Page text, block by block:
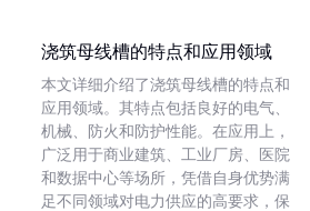
浇筑母线槽的特点和应用领域
本文详细介绍了浇筑母线槽的特点和
应用领域。其特点包括良好的电气、
机械、防火和防护性能。在应用上，
广泛用于商业建筑、工业厂房、医院
和数据中心等场所，凭借自身优势满
足不同领域对电力供应的高要求，保